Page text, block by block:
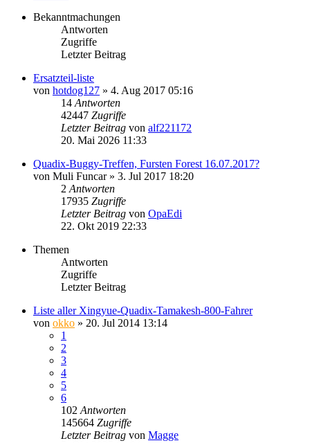
Bekanntmachungen
Antworten
Zugriffe
Letzter Beitrag
Ersatzteil-liste
von hotdog127 » 4. Aug 2017 05:16
14 Antworten
42447 Zugriffe
Letzter Beitrag von alf221172
20. Mai 2026 11:33
Quadix-Buggy-Treffen, Fursten Forest 16.07.2017?
von Muli Funcar» 3. Jul 2017 18:20
2 Antworten
17935 Zugriffe
Letzter Beitrag von OpaEdi
22. Okt 2019 22:33
Themen
Antworten
Zugriffe
Letzter Beitrag
Liste aller Xingyue-Quadix-Tamakesh-800-Fahrer
von okko » 20. Jul 2014 13:14
1
2
3
4
5
6
102 Antworten
145664 Zugriffe
Letzter Beitrag von Magge